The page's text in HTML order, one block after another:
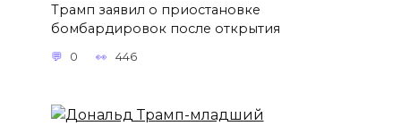
Трамп заявил о приостановке
бомбардировок после открытия
0 446